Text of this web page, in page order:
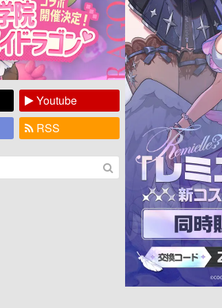
Youtube
RSS